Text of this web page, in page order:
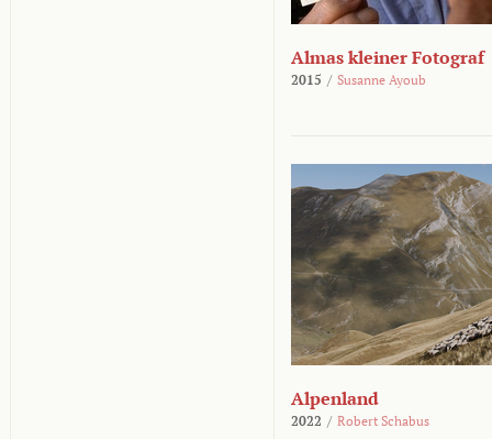
Almas kleiner Fotograf
2015 / Susanne Ayoub
Alpenland
2022 / Robert Schabus